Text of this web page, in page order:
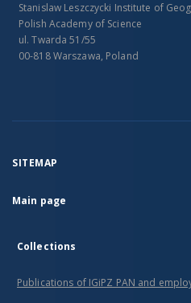
Stanislaw Leszczycki Institute of
Polish Academy of Science
ul. Twarda 51/55
00-818 Warszawa, Poland
SITEMAP
Main page
Collections
Publications of IGiPZ PAN and